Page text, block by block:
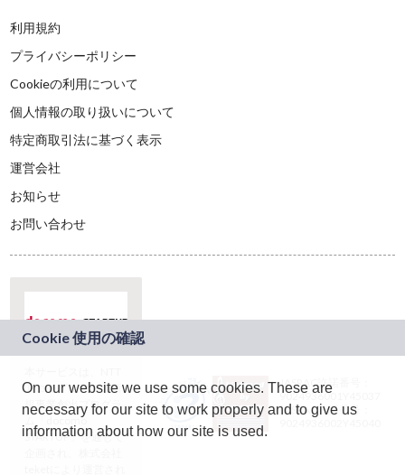
利用規約
プライバシーポリシー
Cookieの利用について
個人情報の取り扱いについて
特定商取引法に基づく表示
運営会社
お知らせ
お問い合わせ
ドコモグループの新
規事業創出プログラ
ム「docomo
STARTUP」を通じて
JASRAC許諾番号：
9024936001Y45037
JASRAC許諾番号：
On our website we use some cookies. These are
necessary for our site to work properly and to give us
information about how our site is used.